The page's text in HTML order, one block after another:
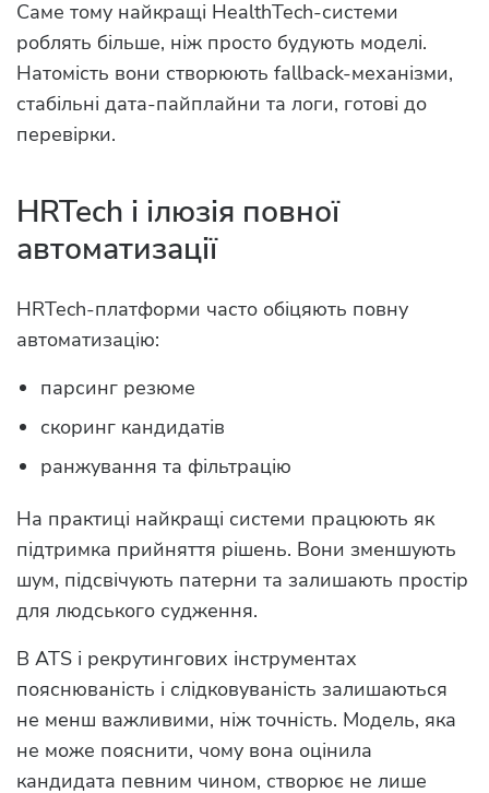
Саме тому найкращі HealthTech-системи
роблять більше, ніж просто будують моделі.
Натомість вони створюють fallback-механізми,
стабільні дата-пайплайни та логи, готові до
перевірки.
HRTech і ілюзія повної
автоматизації
HRTech-платформи часто обіцяють повну
автоматизацію:
парсинг резюме
скоринг кандидатів
ранжування та фільтрацію
На практиці найкращі системи працюють як
підтримка прийняття рішень. Вони зменшують
шум, підсвічують патерни та залишають простір
для людського судження.
В ATS і рекрутингових інструментах
пояснюваність і слідковуваність залишаються
не менш важливими, ніж точність. Модель, яка
не може пояснити, чому вона оцінила
кандидата певним чином, створює не лише